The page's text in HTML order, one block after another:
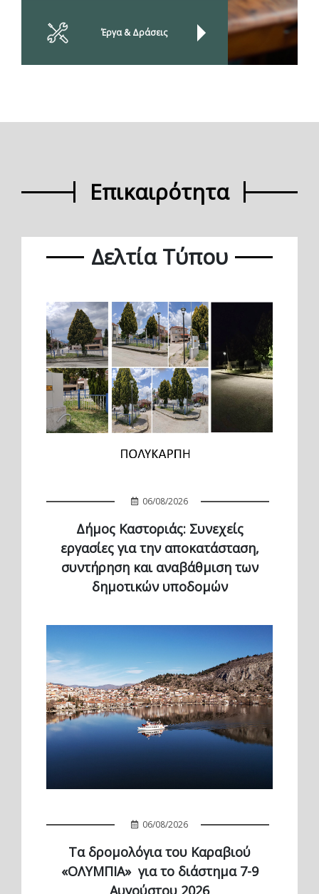
Έργα & Δράσεις
Επικαιρότητα
Δελτία Τύπου
06/08/2026
Δήμος Καστοριάς: Συνεχείς
εργασίες για την αποκατάσταση,
συντήρηση και αναβάθμιση των
δημοτικών υποδομών
06/08/2026
Τα δρομολόγια του Καραβιού
«ΟΛΥΜΠΙΑ» για το διάστημα 7-9
Αυγούστου 2026